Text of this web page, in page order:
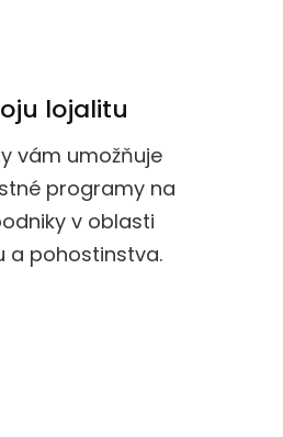
lojalitu
vám umožňuje
programy na
v oblasti
a pohostinstva.